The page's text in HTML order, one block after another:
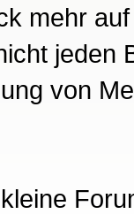
mehr
jeden
von